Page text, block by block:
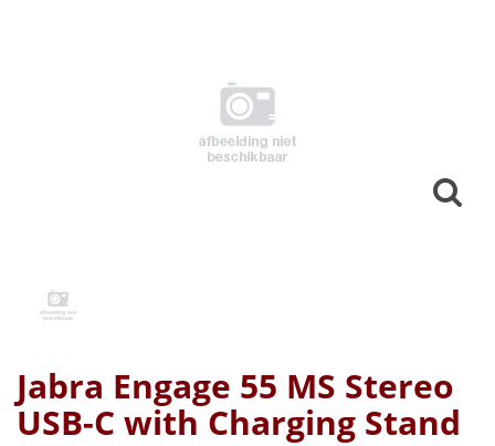
Jabra Engage 55 MS Stereo
USB-C with Charging Stand